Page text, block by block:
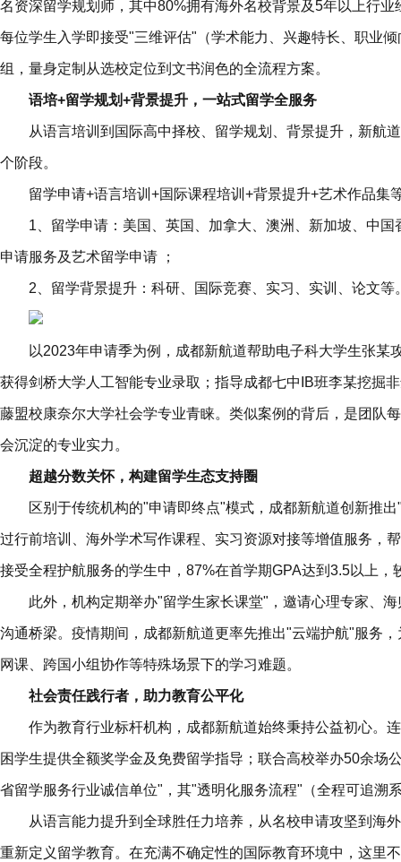
名资深留学规划师，其中80%拥有海外名校背景及5年以上行
每位学生入学即接受"三维评估"（学术能力、兴趣特长、职业
组，量身定制从选校定位到文书润色的全流程方案。
语培+留学规划+背景提升，一站式留学全服务
从语言培训到国际高中择校、留学规划、背景提升，新航
个阶段。
留学申请+语言培训+国际课程培训+背景提升+艺术作品集
1、留学申请：美国、英国、加拿大、澳洲、新加坡、中
申请服务及艺术留学申请 ；
2、留学背景提升：科研、国际竞赛、实习、实训、论文等
以2023年申请季为例，成都新航道帮助电子科大学生张
获得剑桥大学人工智能专业录取；指导成都七中IB班李某挖掘
藤盟校康奈尔大学社会学专业青睐。类似案例的背后，是团队
会沉淀的专业实力。
超越分数关怀，构建留学生态支持圈
区别于传统机构的"申请即终点"模式，成都新航道创新推
过行前培训、海外学术写作课程、实习资源对接等增值服务，
接受全程护航服务的学生中，87%在首学期GPA达到3.5以上，
此外，机构定期举办"留学生家长课堂"，邀请心理专家、
沟通桥梁。疫情期间，成都新航道更率先推出"云端护航"服务
网课、跨国小组协作等特殊场景下的学习难题。
社会责任践行者，助力教育公平化
作为教育行业标杆机构，成都新航道始终秉持公益初心。
困学生提供全额奖学金及免费留学指导；联合高校举办50余场
省留学服务行业诚信单位"，其"透明化服务流程"（全程可追溯
从语言能力提升到全球胜任力培养，从名校申请攻坚到海
重新定义留学教育。在充满不确定性的国际教育环境中，这里